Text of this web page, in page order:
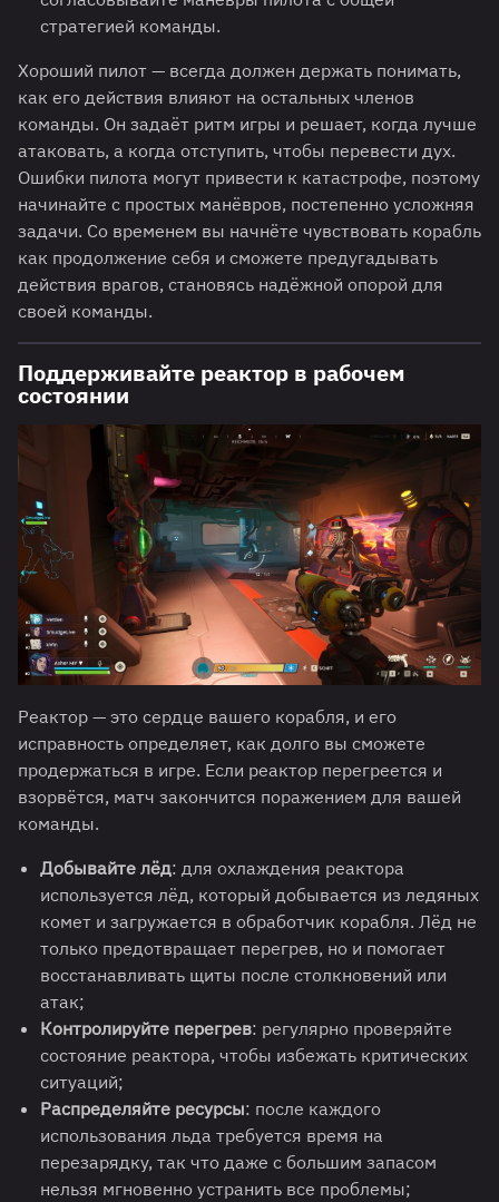
стратегией команды.
Хороший пилот — всегда должен держать понимать,
как его действия влияют на остальных членов
команды. Он задаёт ритм игры и решает, когда лучше
атаковать, а когда отступить, чтобы перевести дух.
Ошибки пилота могут привести к катастрофе, поэтому
начинайте с простых манёвров, постепенно усложняя
задачи. Со временем вы начнёте чувствовать корабль
как продолжение себя и сможете предугадывать
действия врагов, становясь надёжной опорой для
своей команды.
Поддерживайте реактор в рабочем
состоянии
Реактор — это сердце вашего корабля, и его
исправность определяет, как долго вы сможете
продержаться в игре. Если реактор перегреется и
взорвётся, матч закончится поражением для вашей
команды.
Добывайте лёд: для охлаждения реактора
используется лёд, который добывается из ледяных
комет и загружается в обработчик корабля. Лёд не
только предотвращает перегрев, но и помогает
восстанавливать щиты после столкновений или
атак;
Контролируйте перегрев: регулярно проверяйте
состояние реактора, чтобы избежать критических
ситуаций;
Распределяйте ресурсы: после каждого
использования льда требуется время на
перезарядку, так что даже с большим запасом
нельзя мгновенно устранить все проблемы;